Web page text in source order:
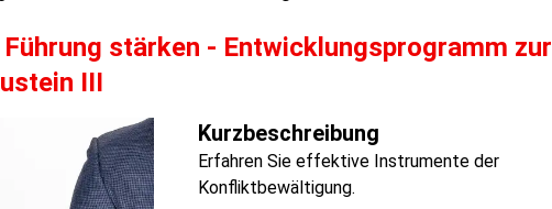
stärken - Entwicklungsprogramm zur
III
Kurzbeschreibung
Erfahren Sie effektive Instrumente der
Konfliktbewältigung.